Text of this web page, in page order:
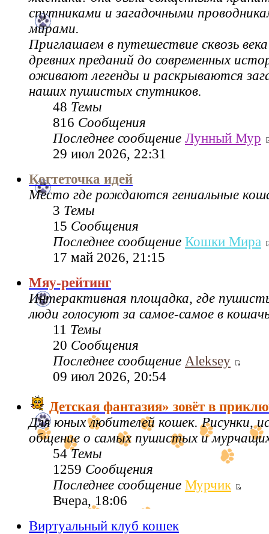
спутниками и загадочными
мирами.
Приглашаем в путешествие сквозь
древних преданий до современных
оживают легенды и раскрываются
наших пушистых спутников.
48 Темы
816 Сообщения
Последнее сообщение Лунный Мур
29 июл 2026, 22:31
Когтеточка идей
Место где рождаются гениальные
3 Темы
15 Сообщения
Последнее сообщение Кошки Мира
17 май 2026, 21:15
Мяу-рейтинг
Интерактивная площадка, где
люди голосуют за самое-самое в
11 Темы
20 Сообщения
Последнее сообщение Aleksey
09 июл 2026, 20:54
Детская фантазия» зовёт в
Для юных любителей кошек. Рисунки,
общение о самых пушистых и
54Темы
1259 Сообщения
Последнее сообщение Мурчик
Вчера, 18:06
Виртуальный клуб кошек